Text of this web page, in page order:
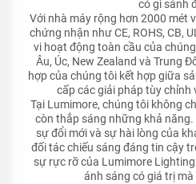
có gì sánh
Với nhà máy rộng hơn 2000 mét
chứng nhận như CE, ROHS, CB,
vi hoạt động toàn cầu của
Âu, Úc, New Zealand và Trung
hợp của chúng tôi kết hợp giữa
cấp các giải pháp tùy chỉnh
Tại Lumimore, chúng tôi không
còn thắp sáng những khả
sự đổi mới và sự hài lòng của
đối tác chiếu sáng đáng tin cậy
sự rực rỡ của Lumimore
ánh sáng có giá trị